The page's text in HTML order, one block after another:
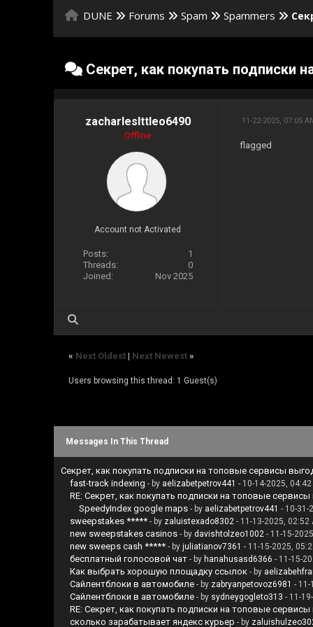
DUNE Forums Spam Spammers
Секрет, как покупать подписки
zacharleslttleo6490
Offline
Account not Activated
Posts:
1
Threads:
0
Joined:
Nov 2025
11-22-2025, 07:05
flagged
« Next Oldest| Next Newest»
Users browsing this thread: 1 Guest(s)
Messages In This Thread
Секрет, как покупать подписки на топовые сервисы
fast-track indexing - by aelizabetpetrov441 - 10-14-2025, 04:42
RE: Секрет, как покупать подписки на топовые
SpeedyIndex google maps - by aelizabetpetrov441 - 10-31-
sweepstakes ***** - by zaluistexado8302- 11-13-2025, 02:52
new sweepstakes casinos - by davishtolzeo1002- 11-15-
new sweeps cash ***** - by juliatianov7361 - 11-15-2025,
бесплатный голосовой чат - by hanahusasd6366 - 11-15-
Как выбрать хорошую площадку ссылок - by
Сайлентблоки в автомобиле - by zabryanpetovoz6981 - 11-
Сайлентблоки в автомобиле - by sydneygogleto313 - 11-
RE: Секрет, как покупать подписки на топовые
сколько зарабатывает яндекс курьер - by